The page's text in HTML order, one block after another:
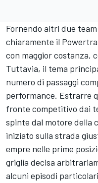
Fornendo altri due
chiaramente il
con maggior costanza,
Tuttavia, il tema
numero di passaggi
performance. Estrarre
fronte competitivo dai
spinte dal motore della
iniziato sulla strada
empre nelle prime
griglia decisa
alcuni episodi